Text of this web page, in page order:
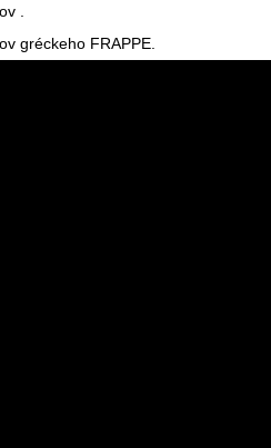
.
gréckeho FRAPPE.